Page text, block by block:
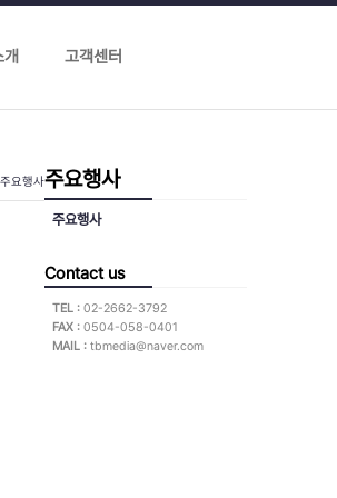
고객센터
주요행사주요행사
주요행사
Contact us
TEL : 02-2662-3792
FAX : 0504-058-0401
MAIL : tbmedia@naver.com